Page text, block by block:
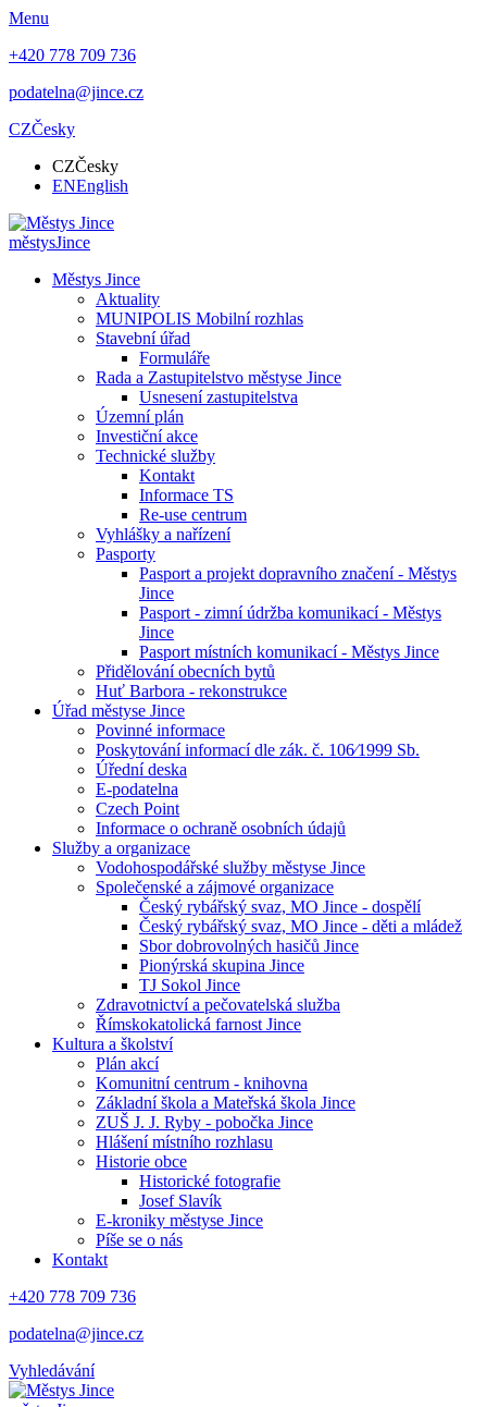
Menu
+420 778 709 736
podatelna@jince.cz
CZČesky
CZČesky
ENEnglish
městysJince
Městys Jince
Aktuality
MUNIPOLIS Mobilní rozhlas
Stavební úřad
Formuláře
Rada a Zastupitelstvo městyse Jince
Usnesení zastupitelstva
Územní plán
Investiční akce
Technické služby
Kontakt
Informace TS
Re-use centrum
Vyhlášky a nařízení
Pasporty
Pasport a projekt dopravního značení - Městys
Jince
Pasport - zimní údržba komunikací - Městys
Jince
Pasport místních komunikací - Městys Jince
Přidělování obecních bytů
Huť Barbora - rekonstrukce
Úřad městyse Jince
Povinné informace
Poskytování informací dle zák. č. 106⁄1999 Sb.
Úřední deska
E-podatelna
Czech Point
Informace o ochraně osobních údajů
Služby a organizace
Vodohospodářské služby městyse Jince
Společenské a zájmové organizace
Český rybářský svaz, MO Jince - dospělí
Český rybářský svaz, MO Jince - děti a mládež
Sbor dobrovolných hasičů Jince
Pionýrská skupina Jince
TJ Sokol Jince
Zdravotnictví a pečovatelská služba
Římskokatolická farnost Jince
Kultura a školství
Plán akcí
Komunitní centrum - knihovna
Základní škola a Mateřská škola Jince
ZUŠ J. J. Ryby - pobočka Jince
Hlášení místního rozhlasu
Historie obce
Historické fotografie
Josef Slavík
E-kroniky městyse Jince
Píše se o nás
Kontakt
+420 778 709 736
podatelna@jince.cz
Vyhledávání